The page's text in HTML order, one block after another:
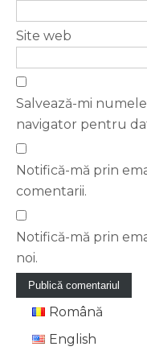
Site web
Salvează-mi
navigator pentru
Notifică-mă prin
comentarii.
Notifică-mă prin
noi.
Română
English